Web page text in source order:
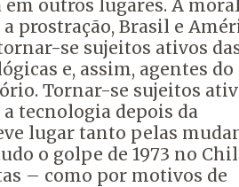
outros lugares. A
prostração, Brasil e
se sujeitos ativos
e, assim, agentes do
Tornar-se sujeitos
tecnologia depois da
lugar tanto pelas
o golpe de 1973 no
– como por motivos de